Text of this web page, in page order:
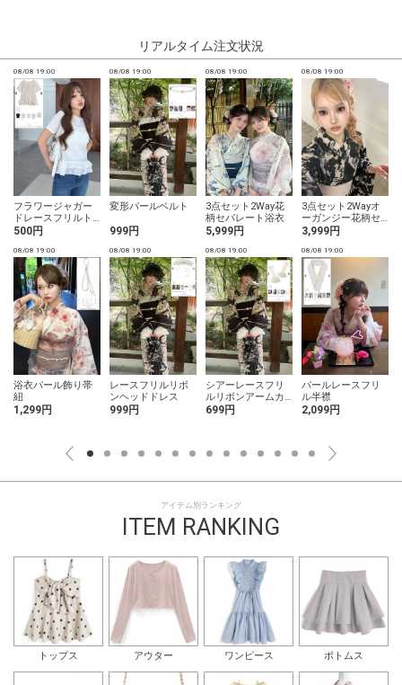
リアルタイム注文状況
08/08 19:00
フラワージャガー
ドレースフリルト
ップス
500円
08/08 19:00
変形パールベルト
999円
08/08 19:00
3点セット2Way花
柄セパレート浴衣
5,999円
08/08 19:00
3点セット2Wayオ
ーガンジー花柄セ
パレート浴衣
3,999円
08/08 19:00
浴衣パール飾り帯
紐
1,299円
08/08 19:00
レースフリルリボ
ンヘッドドレス
999円
08/08 19:00
シアーレースフリ
ルリボンアームカ
バー
699円
08/08 19:00
パールレースフリ
ル半襟
2,099円
アイテム別ランキング
ITEM RANKING
トップス アウター ワンピース ボトムス